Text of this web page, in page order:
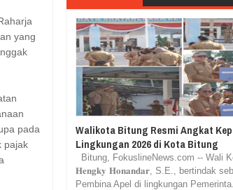
yang
pada
pajak
Walikota Bitung Resmi Angkat
Lingkungan 2026 di Kota Bitung
Bitung, FokuslineNews.com -- Wali
𝐇𝐞𝐧𝐠𝐤𝐲 𝐇𝐨𝐧𝐚𝐧𝐝𝐚𝐫, S.E., bertindak
Pembina Apel di lingkungan